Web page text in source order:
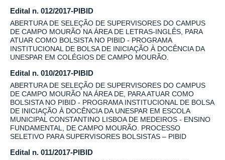
Edital n. 012/2017-PIBID
ABERTURA DE SELEÇÃO DE SUPERVISORES DO CAMPUS
DE CAMPO MOURÃO NA ÁREA DE LETRAS-INGLÊS, PARA
ATUAR COMO BOLSISTA NO PIBID - PROGRAMA
INSTITUCIONAL DE BOLSA DE INICIAÇÃO À DOCÊNCIA DA
UNESPAR EM COLÉGIOS DE CAMPO MOURÃO.
Edital n. 010/2017-PIBID
ABERTURA DE SELEÇÃO DE SUPERVISORES DO CAMPUS
DE CAMPO MOURÃO NA ÁREA DE, PARA ATUAR COMO
BOLSISTA NO PIBID - PROGRAMA INSTITUCIONAL DE BOLSA
DE INICIAÇÃO À DOCÊNCIA DA UNESPAR EM ESCOLA
MUNICIPAL CONSTANTINO LISBOA DE MEDEIROS - ENSINO
FUNDAMENTAL, DE CAMPO MOURÃO. PROCESSO
SELETIVO PARA SUPERVISORES BOLSISTAS – PIBID
Edital n. 011/2017-PIBID